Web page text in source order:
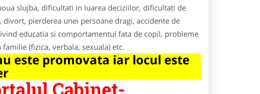
slujba, dificultati in luarea deciziilor, dificultati de
pierderea unei persoane dragi, accidente de
educatia si comportamentul fata de copil, probleme
(fizica, verbala, sexuala) etc.
este promovata iar locul este
Cabinet-